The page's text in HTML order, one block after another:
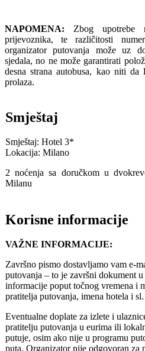
NAPOMENA: Zbog upotrebe
prijevoznika, te različitosti
organizator putovanja može uz
sjedala, no ne može garantirati
desna strana autobusa, kao niti
prolaza.
Smještaj
Smještaj: Hotel 3*
Lokacija: Milano
2 noćenja sa doručkom u
Milanu
Korisne informacije
VAŽNE INFORMACIJE:
Završno pismo dostavljamo vam e-
putovanja – to je završni dokument
informacije poput točnog vremena i
pratitelja putovanja, imena hotela i sl.
Eventualne doplate za izlete i
pratitelju putovanja u eurima ili
putuje, osim ako nije u programu
puta. Organizator nije odgovoran za